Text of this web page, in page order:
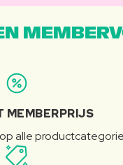
MEMBERPRIJS
alle